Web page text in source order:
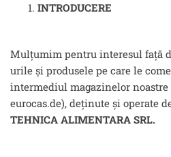
INTRODUCERE
Mulțumim pentru interesul față
urile și produsele pe care le
intermediul magazinelor
eurocas.de), deținute și operate
TEHNICA ALIMENTARA SRL.